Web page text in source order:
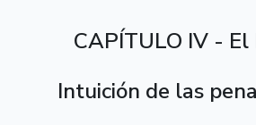
CAPÍTULO IV -
Intuición de las